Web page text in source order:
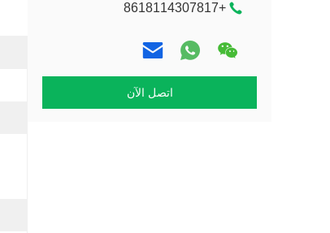
+8618114307817
اتصل الآن